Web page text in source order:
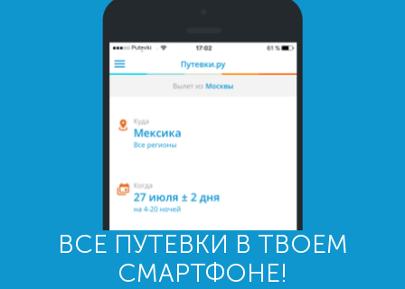
ВСЕ ПУТЕВКИ В ТВОЕМ
СМАРТФОНЕ!